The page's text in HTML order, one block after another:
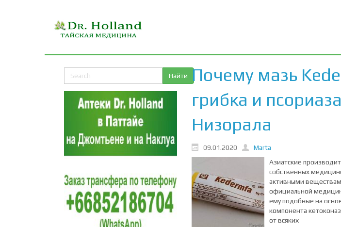
Почему мазь
грибка и
Низорала
09.01.2020
Marta
Азиатские
собственных
активными
официальной
ему подобные на
компонента
от всяких